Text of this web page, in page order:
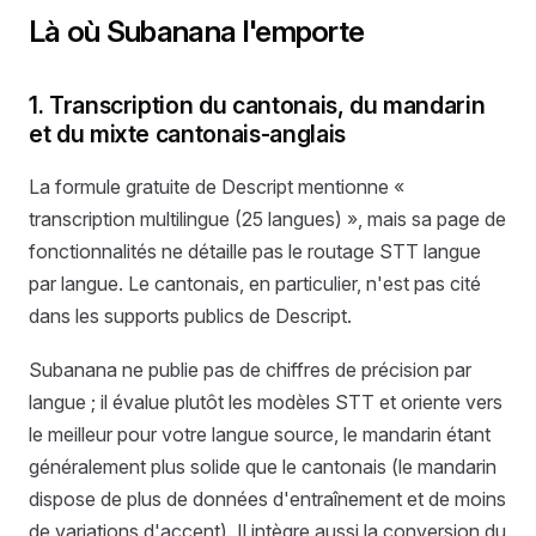
Là où Subanana l'emporte
1. Transcription du cantonais, du mandarin
et du mixte cantonais-anglais
La formule gratuite de Descript mentionne «
transcription multilingue (25 langues) », mais sa page de
fonctionnalités ne détaille pas le routage STT langue
par langue. Le cantonais, en particulier, n'est pas cité
dans les supports publics de Descript.
Subanana ne publie pas de chiffres de précision par
langue ; il évalue plutôt les modèles STT et oriente vers
le meilleur pour votre langue source, le mandarin étant
généralement plus solide que le cantonais (le mandarin
dispose de plus de données d'entraînement et de moins